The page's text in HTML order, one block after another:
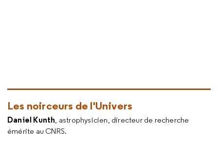
Les noirceurs de l'Univers
Daniel Kunth, astrophysicien, directeur de recherche
émérite au CNRS.